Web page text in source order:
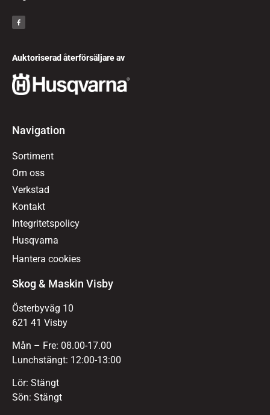
Auktoriserad återförsäljare av
Navigation
Sortiment
Om oss
Verkstad
Kontakt
Integritetspolicy
Husqvarna
Hantera cookies
Skog & Maskin Visby
Österbyväg 10
621 41 Visby
Mån – Fre: 08.00-17.00
Lunchstängt: 12:00-13:00
Lör: Stängt
Sön: Stängt